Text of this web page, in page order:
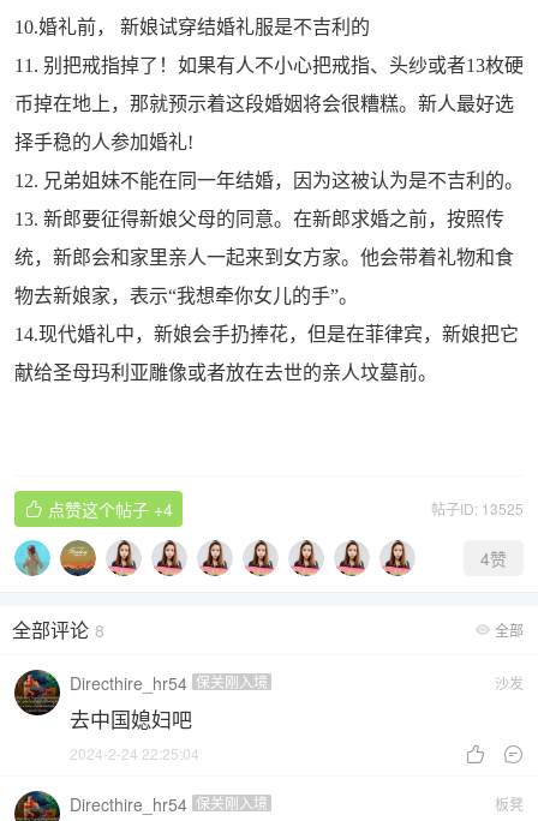
10.婚礼前， 新娘试穿结婚礼服是不吉利的
11. 别把戒指掉了！如果有人不小心把戒指、头纱或者13枚硬
币掉在地上，那就预示着这段婚姻将会很糟糕。新人最好选
择手稳的人参加婚礼!
12. 兄弟姐妹不能在同一年结婚，因为这被认为是不吉利的。
13. 新郎要征得新娘父母的同意。在新郎求婚之前，按照传
统，新郎会和家里亲人一起来到女方家。他会带着礼物和食
物去新娘家，表示“我想牵你女儿的手”。
14.现代婚礼中，新娘会手扔捧花，但是在菲律宾，新娘把它
献给圣母玛利亚雕像或者放在去世的亲人坟墓前。
帖子ID: 13525
 点赞这个帖子 +4
4赞
 全部
全部评论 8
沙发
Directhire_hr54 保关刚入境
去中国媳妇吧
 
2024-2-24 22:25:04
板凳
Directhire_hr54 保关刚入境